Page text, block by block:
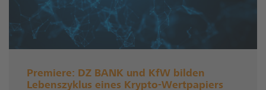
Premiere: DZ BANK und KfW bilden
Lebenszyklus eines Krypto-Wertpapiers